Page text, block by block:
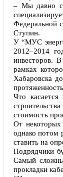
– Мы давно
Федеральной
Ступин.
У “МУС
2012–2014
инвесторов.
рамках
Хабаровска
Что
стоимость
От некоторых
однако потом
ставить на
Подрядчики
Самый
прокладки